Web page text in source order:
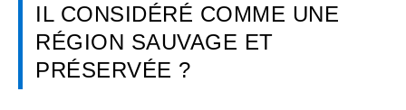
IL CONSIDÉRÉ COMME UNE
RÉGION SAUVAGE ET
PRÉSERVÉE ?